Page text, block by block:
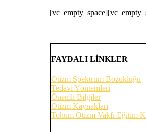
FAYDALI LİNKLER
Otizm Spektrum Bozukluğu
Tedavi Yöntemleri
Önemli Bilgiler
Otizm Kaynakları
Tohum Otizm Vakfı Eğitim